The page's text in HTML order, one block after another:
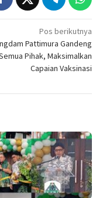
Pos berikutnya
Pattimura Gandeng
Pihak, Maksimalkan
Capaian Vaksinasi